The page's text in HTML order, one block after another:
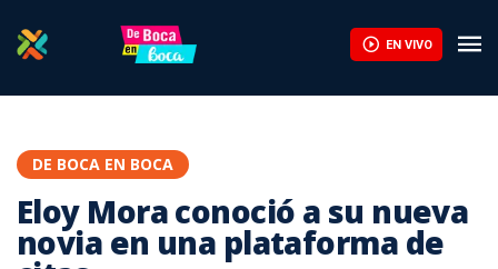
EN VIVO
DE BOCA EN BOCA
Eloy Mora conoció a su nueva
novia en una plataforma de